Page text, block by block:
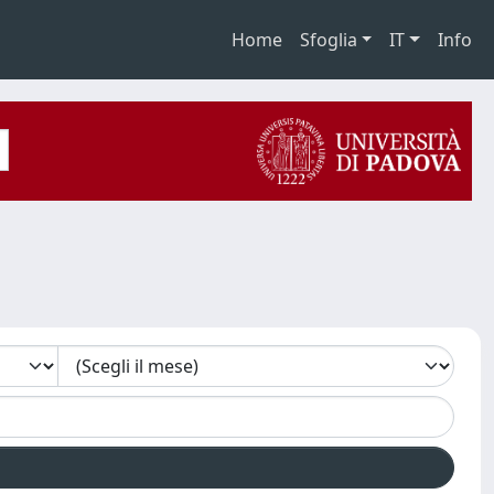
Home Sfoglia IT Info